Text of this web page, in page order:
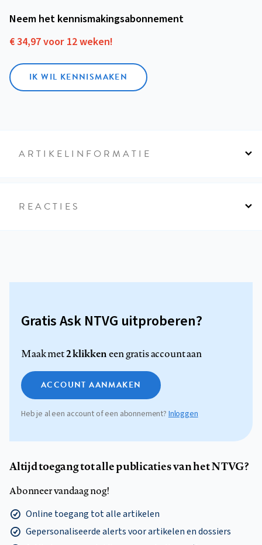
Neem het kennismakings­abonnement
€ 34,97 voor 12 weken!
IK WIL KENNISMAKEN
ARTIKELINFORMATIE
REACTIES
Gratis Ask NTVG uitproberen?
Maak met2 klikkeneen gratis account aan
ACCOUNT AANMAKEN
Heb je al een account of een abonnement?Inloggen
Altijd toegang tot alle publicaties van het NTVG?
Abonneer vandaag nog!
Online toegang tot alle artikelen
Gepersonaliseerde alerts voor artikelen en dossiers